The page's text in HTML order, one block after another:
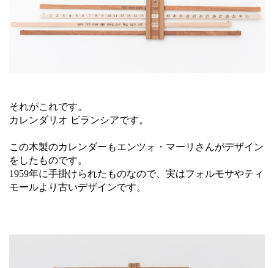
それがこれです。
カレンダリオ ビランシアです。
この木製のカレンダーもエンツォ・マーリさんがデザイン
をしたものです。
1959年に手掛けられたものなので、実はフォルモサやティ
モールより古いデザインです。